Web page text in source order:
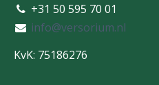
+31 50 595 70 01
info@versorium.nl
KvK: 75186276